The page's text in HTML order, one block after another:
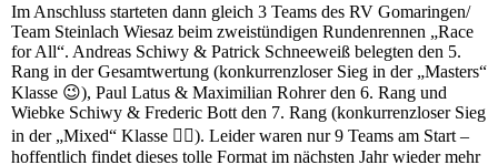
Im Anschluss starteten dann gleich 3 Teams des RV Gomaringen/
Team Steinlach Wiesaz beim zweistündigen Rundenrennen „Race
for All“. Andreas Schiwy & Patrick Schneeweiß belegten den 5.
Rang in der Gesamtwertung (konkurrenzloser Sieg in der „Masters“
Klasse 😉), Paul Latus & Maximilian Rohrer den 6. Rang und
Wiebke Schiwy & Frederic Bott den 7. Rang (konkurrenzloser Sieg
in der „Mixed“ Klasse 🤷‍♀️). Leider waren nur 9 Teams am Start –
hoffentlich findet dieses tolle Format im nächsten Jahr wieder mehr